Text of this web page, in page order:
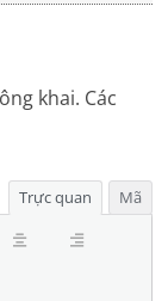
khai. Các
Trực quan Mã